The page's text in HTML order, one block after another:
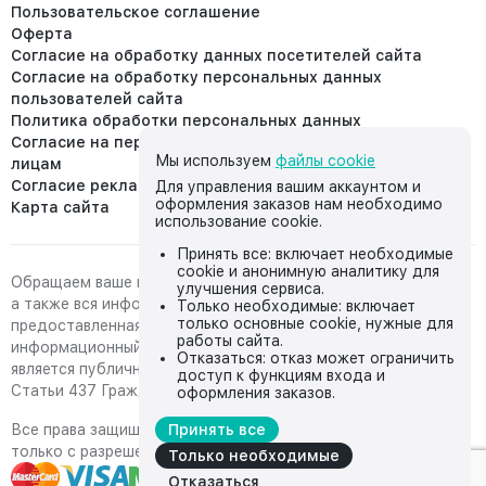
Пользовательское соглашение
Оферта
Согласие на обработку данных посетителей сайта
Согласие на обработку персональных данных
пользователей сайта
Политика обработки персональных данных
Согласие на передачу персональных данных третьим
лицам
Согласие реклама
Карта сайта
Обращаем ваше внимание на то, что данный интернет-сайт,
а также вся информация о товарах и ценах,
предоставленная на нём, носит исключительно
информационный характер и ни при каких условиях не
является публичной офертой, определяемой положениями
Статьи 437 Гражданского кодекса Российской Федерации.
Все права защищены, любое копирование с сайта возможно
только с разрешения владельца сайта
Мы используем файлы cookie
Для управления вашим аккаунтом и
оформления заказов нам необходимо
использование cookie.
Принять все: включает необходимые
cookie и анонимную аналитику для
улучшения сервиса.
Только необходимые: включает
только основные cookie, нужные для
работы сайта.
Отказаться: отказ может ограничить
доступ к функциям входа и
оформления заказов.
Принять все
Только необходимые
Отказаться